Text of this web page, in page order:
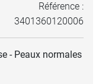
Référence :
3401360120006
- Peaux normales